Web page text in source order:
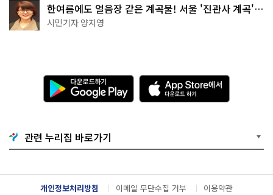
한여름에도 얼음장 같은 계곡물! 서울 '진관사 계곡'이
천국이네~
시민기자 양지영
다
운
로
기
G
o
g
l
A
p
p
e
서
다
관련 누리집 바로가기
개인정보처리방침 이메일 무단수집 거부 이용약관